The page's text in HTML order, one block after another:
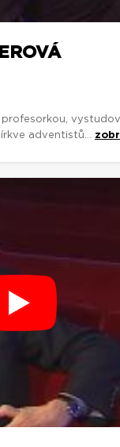
adventistů...